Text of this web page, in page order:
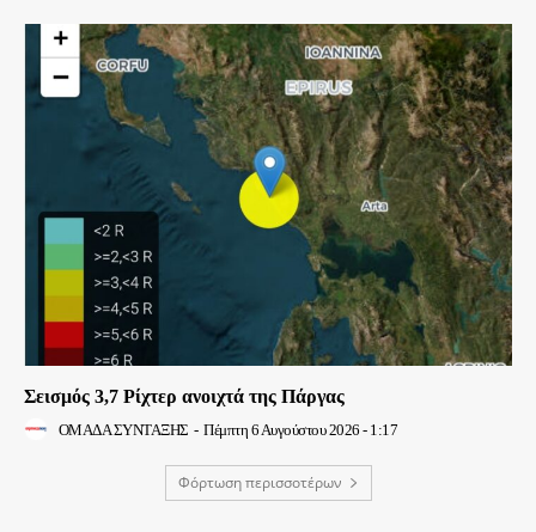
Σεισμός 3,7 Ρίχτερ ανοιχτά της Πάργας
ΟΜΑΔΑ ΣΥΝΤΑΞΗΣ - Πέμπτη 6 Αυγούστου 2026 - 1:17
Φόρτωση περισσοτέρων